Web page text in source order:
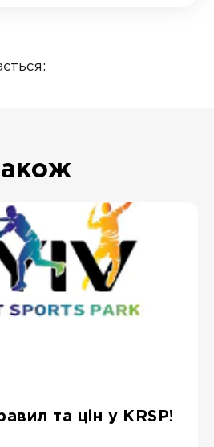
та цін у KRSP!